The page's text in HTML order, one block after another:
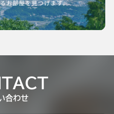
お部屋を見つけます。
合わせ